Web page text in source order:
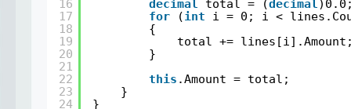
16
17
18
19
20
21
22
23
24
decimal
total = (decimal
for
(int
i = 0; i <
{
total +=
}
this .Amount = total;
}
}